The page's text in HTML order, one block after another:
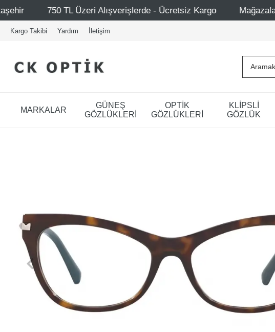
Üzeri Alışverişlerde - Ücretsiz Kargo Mağazalarımız – Bağdat
Kargo Takibi Yardım İletişim
MARKALAR
GÜNEŞ
GÖZLÜKLERİ
OPTİK
GÖZLÜKLERİ
KLİPSLİ
GÖZLÜK